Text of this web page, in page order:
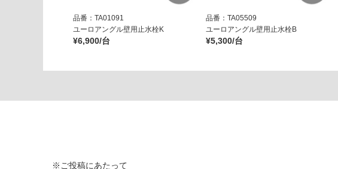
品番：TA01091
ユーロアングル壁用止水栓K
¥6,900/台
品番：TA05509
ユーロアングル壁用止水栓B
¥5,300/台
※ご投稿にあたって